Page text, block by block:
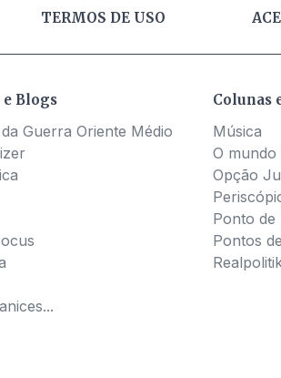
TERMOS DE USO
e Blogs
Guerra Oriente Médio
Colunas
Música
O
Opção
Ponto de
Pontos